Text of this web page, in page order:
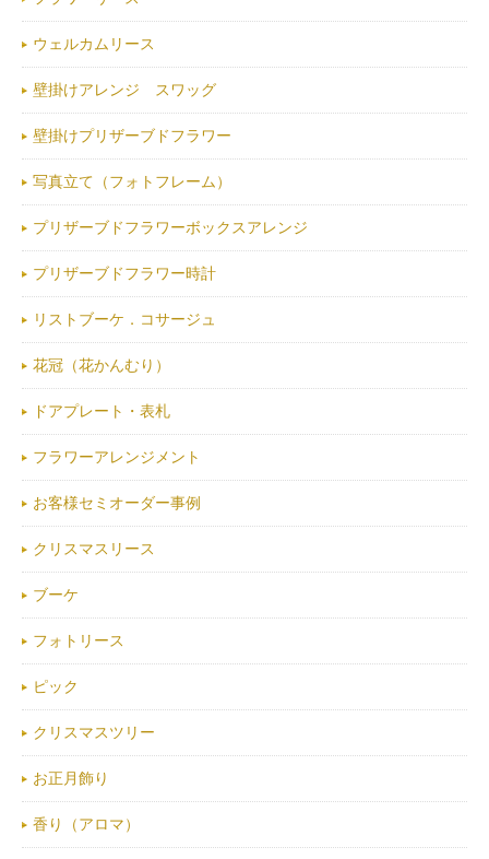
ウェルカムリース
壁掛けアレンジ スワッグ
壁掛けプリザーブドフラワー
写真立て（フォトフレーム）
プリザーブドフラワーボックスアレンジ
プリザーブドフラワー時計
リストブーケ．コサージュ
花冠（花かんむり）
ドアプレート・表札
フラワーアレンジメント
お客様セミオーダー事例
クリスマスリース
ブーケ
フォトリース
ピック
クリスマスツリー
お正月飾り
香り（アロマ）